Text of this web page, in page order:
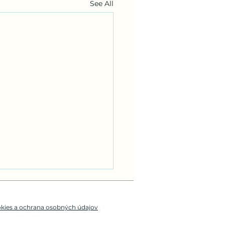
See All
a ochrana osobných údajov